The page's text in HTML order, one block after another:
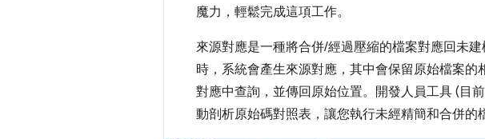
魔力，輕鬆完成這項工作。
來源對應是一種將合併/經過壓縮的檔案對應回未
時，系統會產生來源對應，其中會保留原始檔案
對應中查詢，並傳回原始位置。開發人員工具 (目
動剖析原始碼對照表，讓您執行未經精簡和合併的